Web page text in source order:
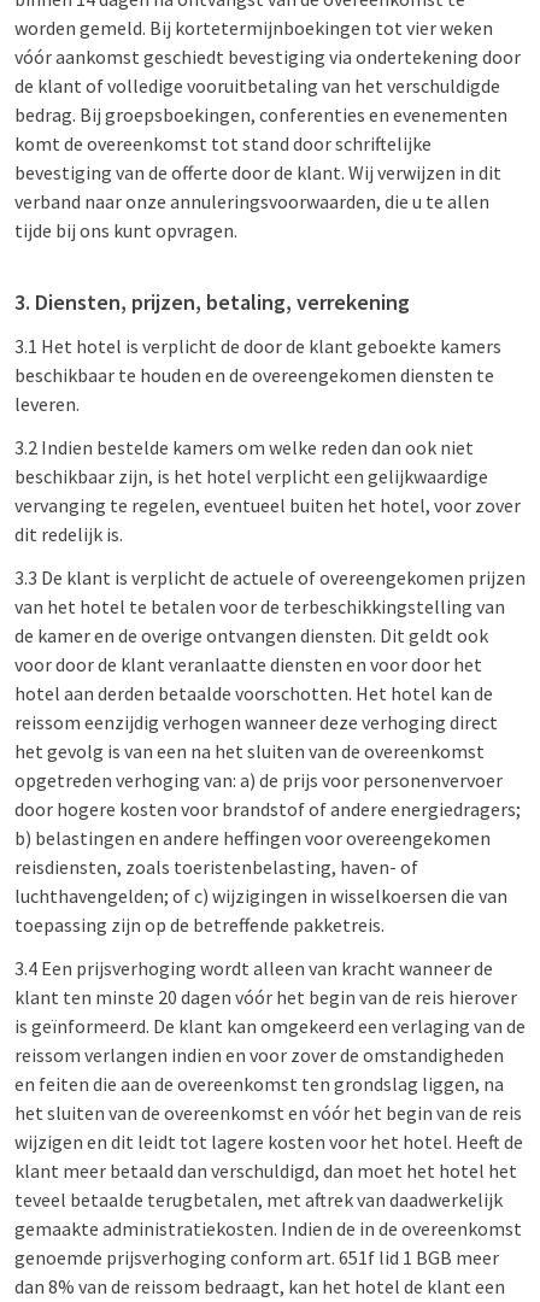
worden gemeld. Bij kortetermijnboekingen tot vier weken
vóór aankomst geschiedt bevestiging via ondertekening door
de klant of volledige vooruitbetaling van het verschuldigde
bedrag. Bij groepsboekingen, conferenties en evenementen
komt de overeenkomst tot stand door schriftelijke
bevestiging van de offerte door de klant. Wij verwijzen in dit
verband naar onze annuleringsvoorwaarden, die u te allen
tijde bij ons kunt opvragen.
3. Diensten, prijzen, betaling, verrekening
3.1 Het hotel is verplicht de door de klant geboekte kamers
beschikbaar te houden en de overeengekomen diensten te
leveren.
3.2 Indien bestelde kamers om welke reden dan ook niet
beschikbaar zijn, is het hotel verplicht een gelijkwaardige
vervanging te regelen, eventueel buiten het hotel, voor zover
dit redelijk is.
3.3 De klant is verplicht de actuele of overeengekomen prijzen
van het hotel te betalen voor de terbeschikkingstelling van
de kamer en de overige ontvangen diensten. Dit geldt ook
voor door de klant veranlaatte diensten en voor door het
hotel aan derden betaalde voorschotten. Het hotel kan de
reissom eenzijdig verhogen wanneer deze verhoging direct
het gevolg is van een na het sluiten van de overeenkomst
opgetreden verhoging van: a) de prijs voor personenvervoer
door hogere kosten voor brandstof of andere energiedragers;
b) belastingen en andere heffingen voor overeengekomen
reisdiensten, zoals toeristenbelasting, haven- of
luchthavengelden; of c) wijzigingen in wisselkoersen die van
toepassing zijn op de betreffende pakketreis.
3.4 Een prijsverhoging wordt alleen van kracht wanneer de
klant ten minste 20 dagen vóór het begin van de reis hierover
is geïnformeerd. De klant kan omgekeerd een verlaging van de
reissom verlangen indien en voor zover de omstandigheden
en feiten die aan de overeenkomst ten grondslag liggen, na
het sluiten van de overeenkomst en vóór het begin van de reis
wijzigen en dit leidt tot lagere kosten voor het hotel. Heeft de
klant meer betaald dan verschuldigd, dan moet het hotel het
teveel betaalde terugbetalen, met aftrek van daadwerkelijk
gemaakte administratiekosten. Indien de in de overeenkomst
genoemde prijsverhoging conform art. 651f lid 1 BGB meer
dan 8% van de reissom bedraagt, kan het hotel de klant een